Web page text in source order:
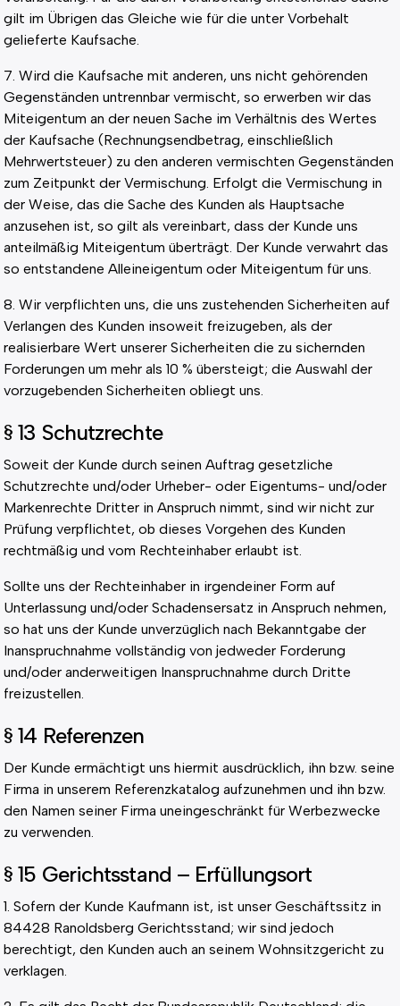
gilt im Übrigen das Gleiche wie für die unter Vorbehalt
gelieferte Kaufsache.
7. Wird die Kaufsache mit anderen, uns nicht gehörenden
Gegenständen untrennbar vermischt, so erwerben wir das
Miteigentum an der neuen Sache im Verhältnis des Wertes
der Kaufsache (Rechnungsendbetrag, einschließlich
Mehrwertsteuer) zu den anderen vermischten Gegenständen
zum Zeitpunkt der Vermischung. Erfolgt die Vermischung in
der Weise, das die Sache des Kunden als Hauptsache
anzusehen ist, so gilt als vereinbart, dass der Kunde uns
anteilmäßig Miteigentum überträgt. Der Kunde verwahrt das
so entstandene Alleineigentum oder Miteigentum für uns.
8. Wir verpflichten uns, die uns zustehenden Sicherheiten auf
Verlangen des Kunden insoweit freizugeben, als der
realisierbare Wert unserer Sicherheiten die zu sichernden
Forderungen um mehr als 10 % übersteigt; die Auswahl der
vorzugebenden Sicherheiten obliegt uns.
§ 13 Schutzrechte
Soweit der Kunde durch seinen Auftrag gesetzliche
Schutzrechte und/oder Urheber- oder Eigentums- und/oder
Markenrechte Dritter in Anspruch nimmt, sind wir nicht zur
Prüfung verpflichtet, ob dieses Vorgehen des Kunden
rechtmäßig und vom Rechteinhaber erlaubt ist.
Sollte uns der Rechteinhaber in irgendeiner Form auf
Unterlassung und/oder Schadensersatz in Anspruch nehmen,
so hat uns der Kunde unverzüglich nach Bekanntgabe der
Inanspruchnahme vollständig von jedweder Forderung
und/oder anderweitigen Inanspruchnahme durch Dritte
freizustellen.
§ 14 Referenzen
Der Kunde ermächtigt uns hiermit ausdrücklich, ihn bzw. seine
Firma in unserem Referenzkatalog aufzunehmen und ihn bzw.
den Namen seiner Firma uneingeschränkt für Werbezwecke
zu verwenden.
§ 15 Gerichtsstand – Erfüllungsort
1. Sofern der Kunde Kaufmann ist, ist unser Geschäftssitz in
84428 Ranoldsberg Gerichtsstand; wir sind jedoch
berechtigt, den Kunden auch an seinem Wohnsitzgericht zu
verklagen.